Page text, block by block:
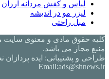
لباس و کفش مردانه ارزان
لیزر مو در اندیشه
مبل راحتی
کلیه حقوق مادی و معنوی سایت
منبع مجاز می باشد.
Email:ads@shnews.ir